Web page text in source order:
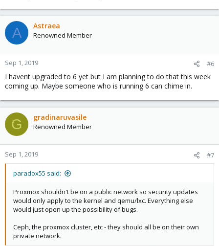
A Astraea
Renowned Member
Sep 1, 2019 #6
I havent upgraded to 6 yet but I am planning to do that this week
coming up. Maybe someone who is running 6 can chime in.
G gradinaruvasile
Renowned Member
Sep 1, 2019 #7
paradox55 said:
Proxmox shouldn't be on a public network so security updates
would only apply to the kernel and qemu/lxc. Everything else
would just open up the possibility of bugs.
Ceph, the proxmox cluster, etc - they should all be on their own
private network.